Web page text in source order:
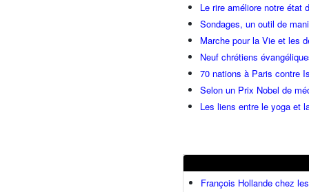
Le rire améliore notre état
Sondages, un outil de
Marche pour la Vie et les
Neuf chrétiens
70 nations à Paris contre
Selon un Prix Nobel de
Les liens entre le yoga et
François Hollande chez